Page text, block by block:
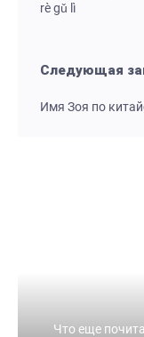
rè gǔ lì
Следующая
Имя Зоя по
Что еще